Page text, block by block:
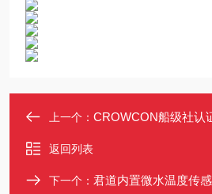
上一个： CROWCON船级社认
返回列表
下一个： 君道内置微水温度传感